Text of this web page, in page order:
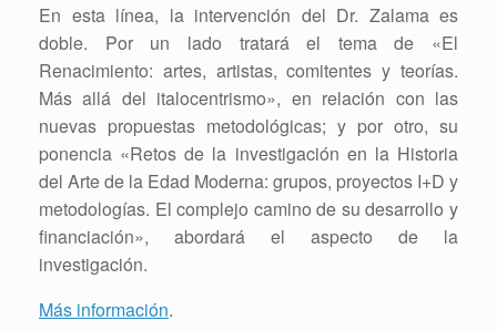
En esta línea, la intervención del Dr. Zalama es
doble. Por un lado tratará el tema de «El
Renacimiento: artes, artistas, comitentes y teorías.
Más allá del italocentrismo», en relación con las
nuevas propuestas metodológicas; y por otro, su
ponencia «Retos de la investigación en la Historia
del Arte de la Edad Moderna: grupos, proyectos I+D y
metodologías. El complejo camino de su desarrollo y
financiación», abordará el aspecto de la
investigación.
Más información.